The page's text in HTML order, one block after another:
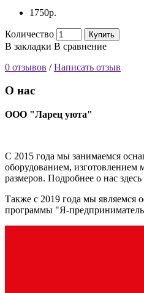
1750р.
Количество Купить
В закладки В сравнение
0 отзывов /Написать отзыв
О нас
ООО "Ларец уюта"
С 2015 года мы занимаемся
оборудованием, изготовлением
размеров. Подробнее о нас здесь
Также с 2019 года мы являемся
программы "Я-